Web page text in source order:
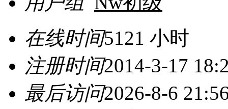
在线时间5121 小时
注册时间2014-3-17
最后访问2026-8-6